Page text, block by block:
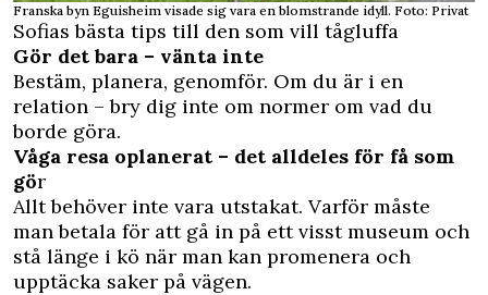
Franska byn Eguisheim visade sig vara en blomstrande idyll. Foto: Privat
Sofias bästa tips till den som vill tågluffa
Gör det bara – vänta inte
Bestäm, planera, genomför. Om du är i en
relation ­­– bry dig inte om normer om vad du
borde göra.
Våga resa oplanerat – det alldeles för få som
gör
Allt behöver inte vara utstakat. Varför måste
man betala för att gå in på ett visst museum och
stå länge i kö när man kan promenera och
upptäcka saker på vägen.